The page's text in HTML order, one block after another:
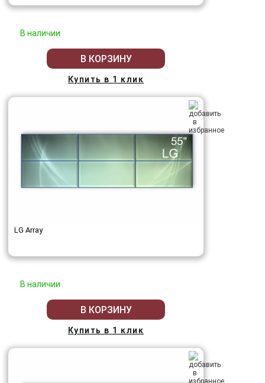
В наличии
В КОРЗИНУ
Купить в 1 клик
LG Array
В наличии
В КОРЗИНУ
Купить в 1 клик